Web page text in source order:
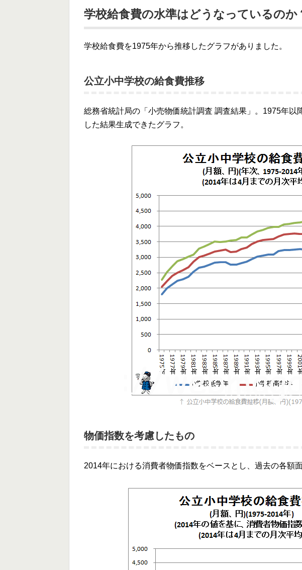
学校給食費の水準はどうなっているのか
学校給食費を1975年から推移したグラフがありました。
公立小中学校の給食費推移
総務省統計局の「小売物価統計調査 調査結果」。1975年以
した結果生成できたグラフ。
物価指数を考慮したもの
2014年における消費者物価指数をベースとし、過去の各額